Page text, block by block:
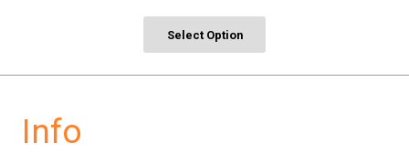
Select Option
Info